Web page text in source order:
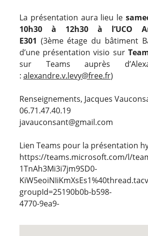
La présentation aura lieu le
10h30 à 12h30 à l’UCO
E301 (3ème étage du bâtiment
d’une présentation visio sur
sur Teams auprès
: alexandre.v.levy@free.fr)
Renseignements, Jacques
06.71.47.40.19
javauconsant@gmail.com
Lien Teams pour la présentation
https://teams.microsoft.com/l/
1TnAh3Mi3i7jm9SD0-
groupId=25190b0b-b598-
4770-9ea9-